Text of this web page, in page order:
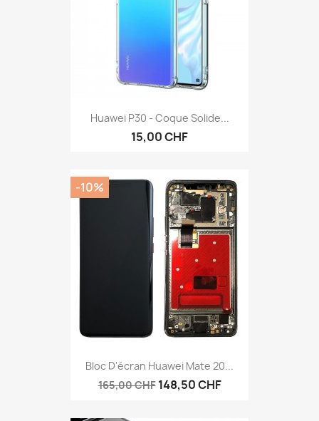
Huawei P30 - Coque Solide...
15,00 CHF
Bloc D'écran Huawei Mate 20...
165,00 CHF 148,50 CHF
-10%